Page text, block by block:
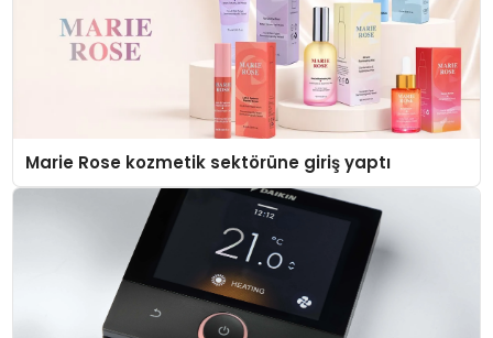
Marie Rose kozmetik sektörüne giriş yaptı